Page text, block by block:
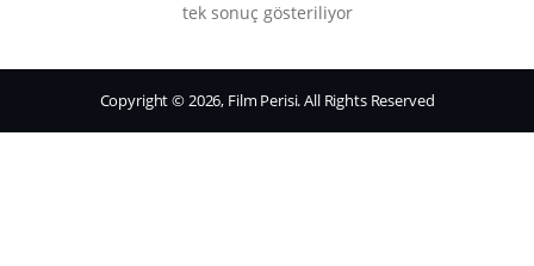
tek sonuç gösteriliyor
Copyright © 2026, Film Perisi. All Rights Reserved